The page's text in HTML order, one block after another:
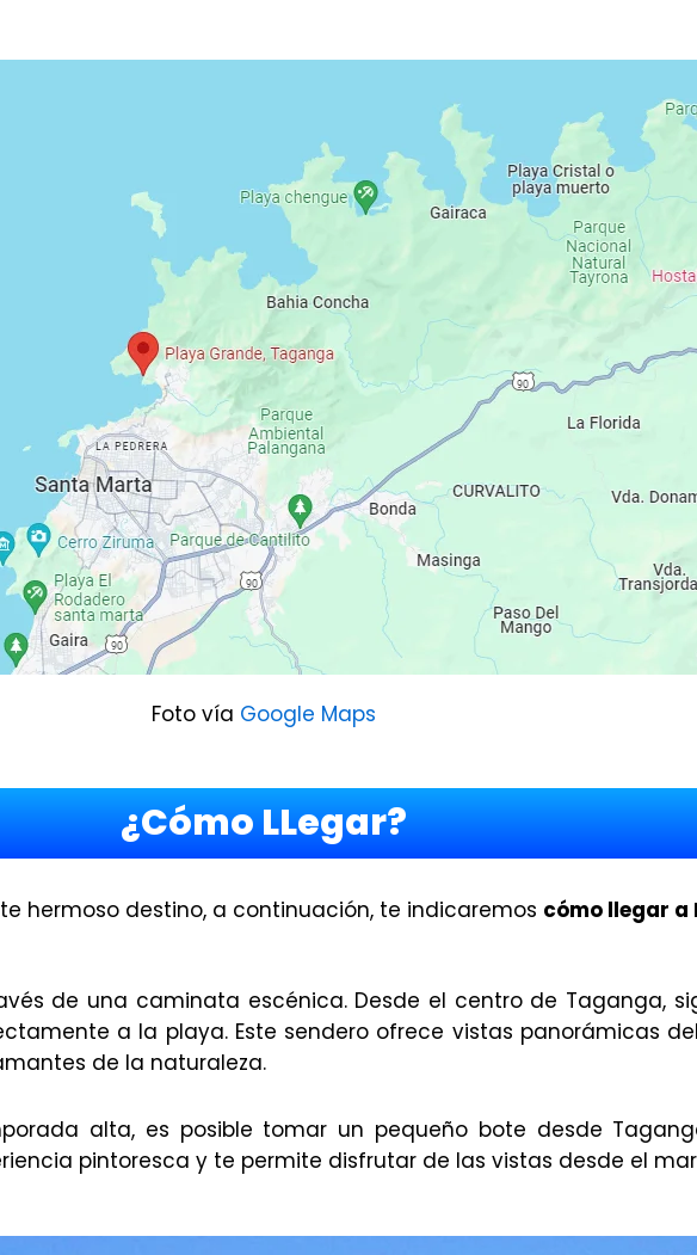
Foto vía Google Maps
¿Cómo LLegar?
hermoso destino, a continuación, te indicaremos cómo llegar a
de una caminata escénica. Desde el centro de Taganga,
a la playa. Este sendero ofrece vistas panorámicas
de la naturaleza.
alta, es posible tomar un pequeño bote desde
pintoresca y te permite disfrutar de las vistas desde el